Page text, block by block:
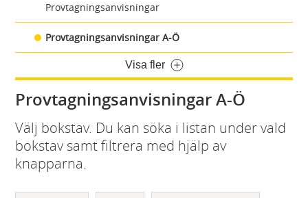
Provtagningsanvisningar
Provtagningsanvisningar A-Ö
Visa fler
Provtagningsanvisningar A-Ö
Välj bokstav. Du kan söka i listan under vald
bokstav samt filtrera med hjälp av
knapparna.